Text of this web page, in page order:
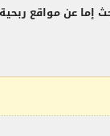
عن مواقع